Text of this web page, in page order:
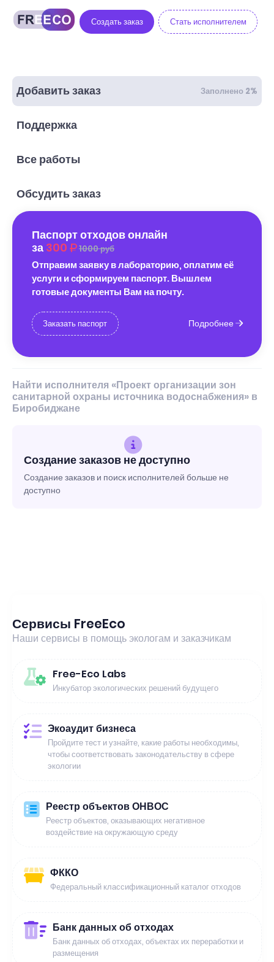
Создать заказ Стать исполнителем
Добавить заказ Заполнено 2%
Поддержка
Все работы
Обсудить заказ
Паспорт отходов онлайн
за 300 1000 руб
Отправим заявку в лабораторию, оплатим её
услуги и сформируем паспорт. Вышлем
готовые документы Вам на почту.
Заказать паспорт Подробнее
Найти исполнителя «Проект организации зон
санитарной охраны источника водоснабжения» в
Биробиджане
Создание заказов не доступно
Создание заказов и поиск исполнителей больше не
доступно
Сервисы FreeEco
Наши сервисы в помощь экологам и заказчикам
Free-Eco Labs
Инкубатор экологических решений будущего
Экоаудит бизнеса
Пройдите тест и узнайте, какие работы необходимы,
чтобы соответствовать законодательству в сфере
экологии
Реестр объектов ОНВОС
Реестр объектов, оказывающих негативное
воздействие на окружающую среду
ФККО
Федеральный классификационный каталог отходов
Банк данных об отходах
Банк данных об отходах, объектах их переработки и
размещения